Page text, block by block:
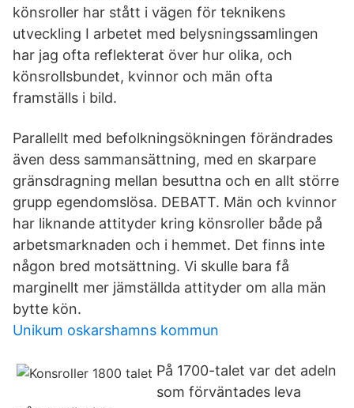
könsroller har stått i vägen för teknikens
utveckling I arbetet med belysningssamlingen
har jag ofta reflekterat över hur olika, och
könsrollsbundet, kvinnor och män ofta
framställs i bild.
Parallellt med befolkningsökningen förändrades
även dess sammansättning, med en skarpare
gränsdragning mellan besuttna och en allt större
grupp egendomslösa. DEBATT. Män och kvinnor
har liknande attityder kring könsroller både på
arbetsmarknaden och i hemmet. Det finns inte
någon bred motsättning. Vi skulle bara få
marginellt mer jämställda attityder om alla män
bytte kön.
Unikum oskarshamns kommun
På 1700-talet var det adeln
som förväntades leva